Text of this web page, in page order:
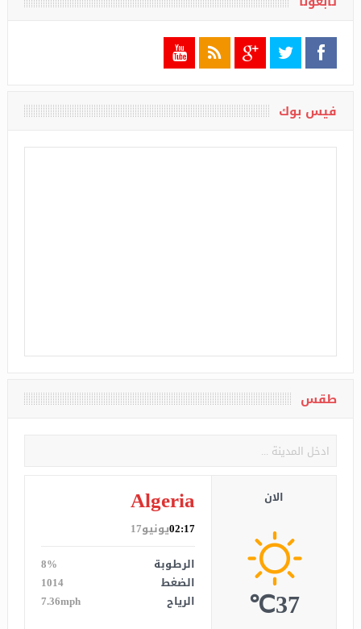
فيس بوك
طقس
Algeria
يونيو1702:17
الرطوبة
8%
الضغط
1014
الرياح
7.36mph
الان
37℃